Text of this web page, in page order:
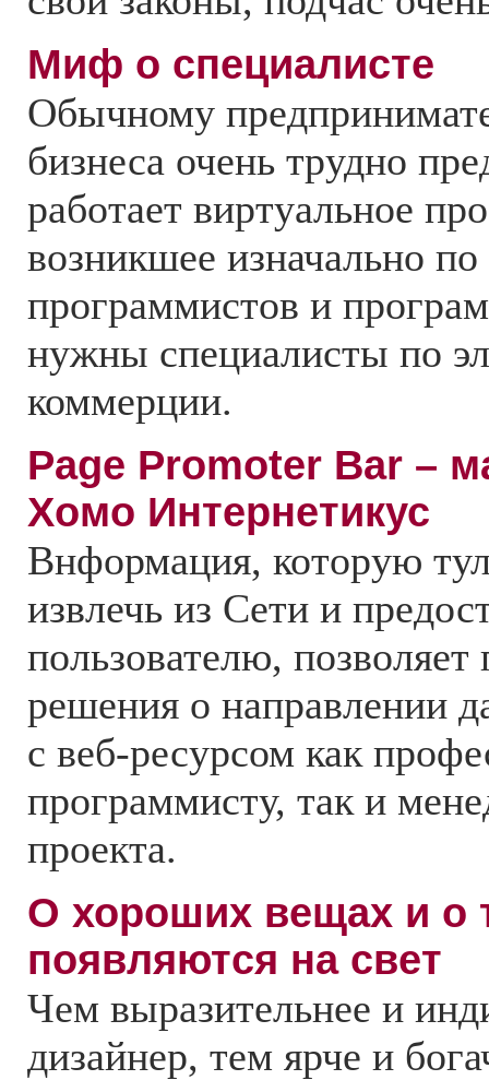
Миф о специалисте
Обычному
бизнеса очень трудно
работает виртуальное
возникшее изначально
программистов и
нужны специалисты по
коммерции.
Page Promoter Bar –
Хомо Интернетикус
Bнформация, которую
извлечь из Сети и
пользователю, позволяет
решения о направлении
с веб-ресурсом как
программисту, так и
проекта.
О хороших вещах и о
появляются на свет
Чем выразительнее и
дизайнер, тем ярче и